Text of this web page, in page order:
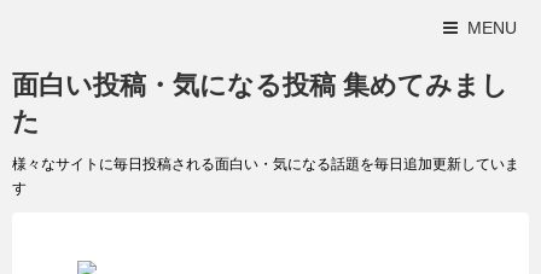
MENU
面白い投稿・気になる投稿 集めてみまし
た
様々なサイトに毎日投稿される面白い・気になる話題を毎日追加更新していま
す